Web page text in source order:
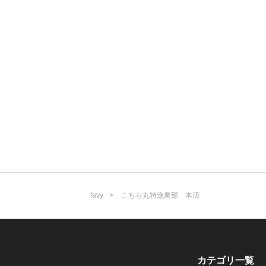
favy こちら丸特漁業部 本店
カテゴリ一覧